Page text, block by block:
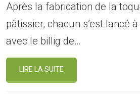
Après la fabrication de la
pâtissier, chacun s’est lancé
avec le billig de…
LIRE LA SUITE